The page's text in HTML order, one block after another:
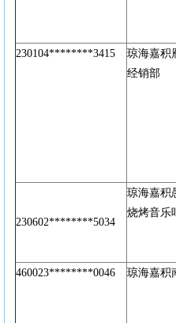
230104********3415
琼海嘉积
经销部
230602********5034
琼海嘉积
烧烤音乐
460023********0046 琼海嘉积